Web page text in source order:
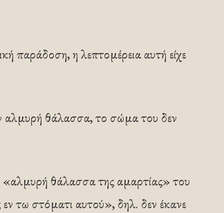
παράδοση, η λεπτομέρεια αυτή είχε
αλμυρή θάλασσα, το σώμα του δεν
θάλασσα της αμαρτίας» του
τω στόματι αυτού», δηλ. δεν έκανε